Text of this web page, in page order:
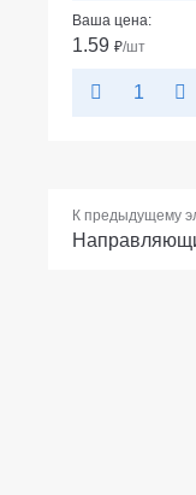
Ваша цена:
1.59 ₽/шт
К предыдущему